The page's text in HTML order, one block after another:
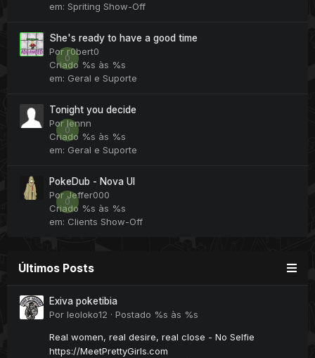
em: Spriting Show-Off
0
She's ready to have a good time
Por r0bert0
Criado %s às %s
em: Geral e Suporte
0
Tonight you decide
Por lennn
Criado %s às %s
em: Geral e Suporte
0
PokeDub - Nova UI
Por Jeffer000
Criado %s às %s
em: Clients Show-Off
Últimos Posts
Exiva poketibia
Por leoloko12 · Postado %s às %s
Real women, real desire, real close - No Selfie
https://MeetPrettyGirls.com